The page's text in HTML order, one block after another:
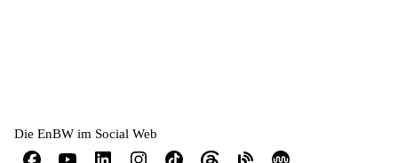
Die EnBW im Social Web